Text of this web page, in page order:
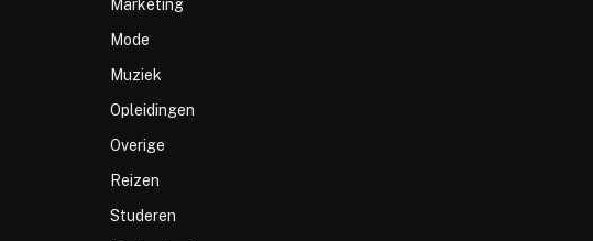
Marketing
Mode
Muziek
Opleidingen
Overige
Reizen
Studeren